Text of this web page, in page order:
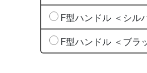
F型ハンドル ＜シル
F型ハンドル ＜ブラ